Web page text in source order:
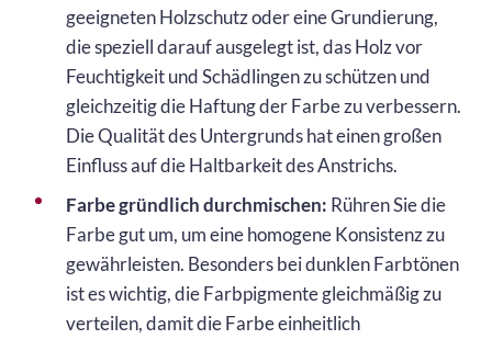
geeigneten Holzschutz oder eine Grundierung,
die speziell darauf ausgelegt ist, das Holz vor
Feuchtigkeit und Schädlingen zu schützen und
gleichzeitig die Haftung der Farbe zu verbessern.
Die Qualität des Untergrunds hat einen großen
Einfluss auf die Haltbarkeit des Anstrichs.
Farbe gründlich durchmischen: Rühren Sie die
Farbe gut um, um eine homogene Konsistenz zu
gewährleisten. Besonders bei dunklen Farbtönen
ist es wichtig, die Farbpigmente gleichmäßig zu
verteilen, damit die Farbe einheitlich